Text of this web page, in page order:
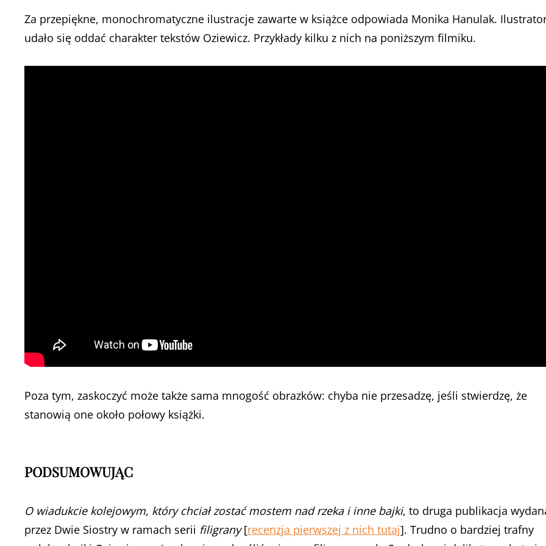
Za przepiękne, monochromatyczne ilustracje zawarte w książce odpowiada Monika Hanulak.
udało się oddać charakter tekstów Oziewicz. Przykłady kilku z nich na poniższym filmiku.
Poza tym, zaskoczyć może także sama mnogość obrazków: chyba nie przesadzę, jeśli stwierdzę, że
stanowią one około połowy książki.
PODSUMOWUJĄC
O wiadukcie kolejowym, który chciał zostać mostem nad rzeka i inne bajki, to druga publikacja
przez Dwie Siostry w ramach serii filigrany[recenzja pierwszej z nich tutaj]. Trudno o bardziej trafny